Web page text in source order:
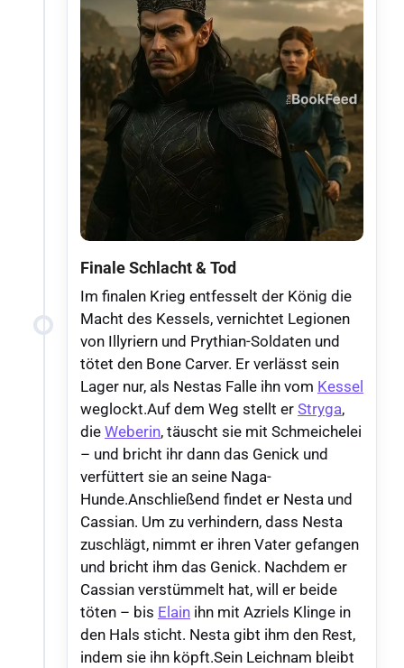
Finale Schlacht & Tod
Im finalen Krieg entfesselt der König die
Macht des Kessels, vernichtet Legionen
von Illyriern und Prythian-Soldaten und
tötet den Bone Carver. Er verlässt sein
Lager nur, als Nestas Falle ihn vom Kessel
weglockt.Auf dem Weg stellt er Stryga,
die Weberin, täuscht sie mit Schmeichelei
– und bricht ihr dann das Genick und
verfüttert sie an seine Naga-
Hunde.Anschließend findet er Nesta und
Cassian. Um zu verhindern, dass Nesta
zuschlägt, nimmt er ihren Vater gefangen
und bricht ihm das Genick. Nachdem er
Cassian verstümmelt hat, will er beide
töten – bis Elain ihn mit Azriels Klinge in
den Hals sticht. Nesta gibt ihm den Rest,
indem sie ihn köpft.Sein Leichnam bleibt